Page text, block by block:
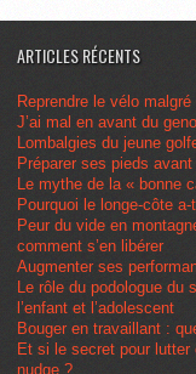
ARTICLES RÉCENTS
Reprendre le vélo malgré
J’ai mal en avant du
Lombalgies du jeune
Préparer ses pieds
Le mythe de la « bonne
Pourquoi le longe-côte
Peur du vide en
comment s’en libérer
Augmenter ses
Le rôle du podologue du
l’enfant et l’adolescent
Bouger en travaillant :
Et si le secret pour lutter
nudge ?